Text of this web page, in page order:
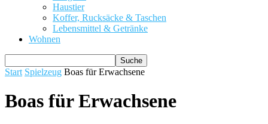
Haustier
Koffer, Rucksäcke & Taschen
Lebensmittel & Getränke
Wohnen
Start Spielzeug Boas für Erwachsene
Boas für Erwachsene